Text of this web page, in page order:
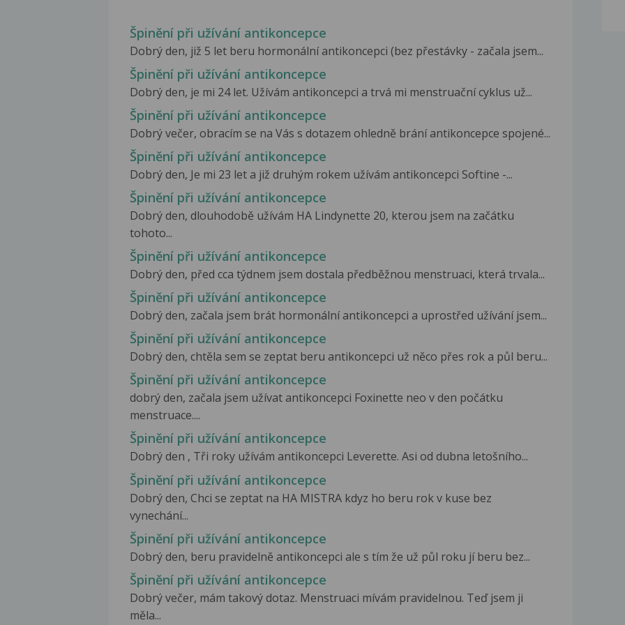
Špinění při užívání antikoncepce
Dobrý den, již 5 let beru hormonální antikoncepci (bez přestávky - začala jsem...
Špinění při užívání antikoncepce
Dobrý den, je mi 24 let. Užívám antikoncepci a trvá mi menstruační cyklus už...
Špinění při užívání antikoncepce
Dobrý večer, obracím se na Vás s dotazem ohledně brání antikoncepce spojené...
Špinění při užívání antikoncepce
Dobrý den, Je mi 23 let a již druhým rokem užívám antikoncepci Softine -...
Špinění při užívání antikoncepce
Dobrý den, dlouhodobě užívám HA Lindynette 20, kterou jsem na začátku
tohoto...
Špinění při užívání antikoncepce
Dobrý den, před cca týdnem jsem dostala předběžnou menstruaci, která trvala...
Špinění při užívání antikoncepce
Dobrý den, začala jsem brát hormonální antikoncepci a uprostřed užívání jsem...
Špinění při užívání antikoncepce
Dobrý den, chtěla sem se zeptat beru antikoncepci už něco přes rok a půl beru...
Špinění při užívání antikoncepce
dobrý den, začala jsem užívat antikoncepci Foxinette neo v den počátku
menstruace....
Špinění při užívání antikoncepce
Dobrý den , Tři roky užívám antikoncepci Leverette. Asi od dubna letošního...
Špinění při užívání antikoncepce
Dobrý den, Chci se zeptat na HA MISTRA kdyz ho beru rok v kuse bez
vynechání...
Špinění při užívání antikoncepce
Dobrý den, beru pravidelně antikoncepci ale s tím že už půl roku jí beru bez...
Špinění při užívání antikoncepce
Dobrý večer, mám takový dotaz. Menstruaci mívám pravidelnou. Teď jsem ji
měla...